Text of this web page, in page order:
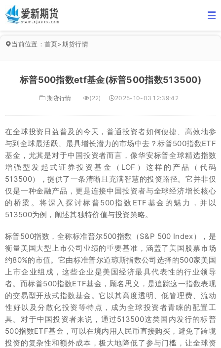
当前位置： 首页>期货行情
标普500指数etf基金(标普500指数513500)
期货行情 (22) 2025-10-03 12:39:42
在全球投资日益普及的今天，普通投资者如何便捷、高效地参
与到全球最活跃、最具增长潜力的市场中去？标普500指数ETF
基金，尤其是对于中国投资者而言，像华安标普全球精选指数
增强型发起式证券投资基金（LOF）这样的产品（代码
513500），提供了一条清晰且充满智慧的投资路径。它并非仅
仅是一种金融产品，更是连接中国投资者与全球经济增长核心
的桥梁。将深入探讨标普500指数ETF基金的魅力，并以
513500为例，阐述其独特价值与投资策略。
标普500指数，全称标准普尔500指数（S&P 500 Index），是
衡量美国大型上市公司业绩的重要基准，涵盖了美国股票市场
约80%的市值。它由标准普尔道琼斯指数公司选择的500家美国
上市企业组成，这些企业是美国经济最具代表性的行业领导
者。而标普500指数ETF基金，顾名思义，是追踪这一指数表现
的交易型开放式指数基金。它以其高度透明、低管理费、流动
性好以及分散化投资等特点，成为全球投资者青睐的配置工
具。对于中国投资者来说，通过513500这类国内发行的标普
500指数ETF基金，可以在境内用人民币直接购买，避免了跨境
投资的复杂性和额外成本，极大地降低了参与门槛，让全球资